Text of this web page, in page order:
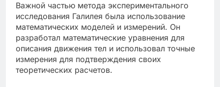
Важной частью метода экспериментального
исследования Галилея была использование
математических моделей и измерений. Он
разработал математические уравнения для
описания движения тел и использовал точные
измерения для подтверждения своих
теоретических расчетов.